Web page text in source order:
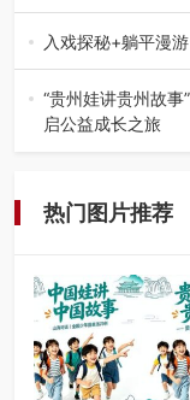
在遵义，不管是企
工、商业商场经营
入戏探秘+躺平漫
入伏后的贵州，清
州首个水上喀斯特
“贵州娃讲贵州故事
启公益成长之旅
热门图片推荐